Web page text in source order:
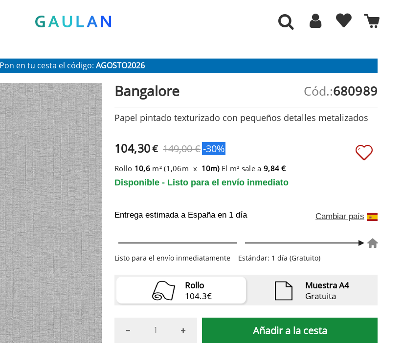
Recibe un 10 % de descuento adicional
Bangalore 680989
Cód.:
Papel pintado texturizado con pequeños detalles metalizados
104,30€ 149,00 €-30%
Rollo 10,6 m² (1,06m x 10m) El m² sale a 9,84 €
Disponible - Listo para el envío inmediato
Entrega estimada a España en 1 día Cambiar país
Listo para el envío inmediatamente Estándar: 1 día (Gratuito)
Rollo
104.3€
Muestra A4
Gratuita
Añadir a la cesta